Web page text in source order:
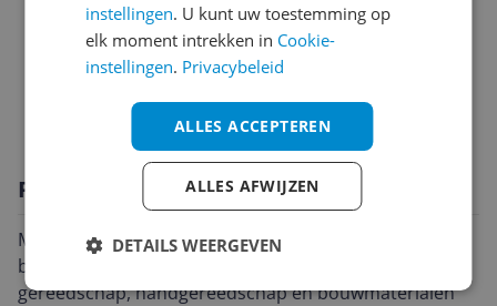
Afmetingen & Gewicht
Algemene kenmerken
Overige kenmerken
Productomschrijving
Modulaire koffer met verhoogd oplaadvolume is de
beste oplossing voor het vervoer van elektrisch
gereedschap, handgereedschap en bouwmaterialen
instellingen. U kunt uw toestemming op
elk moment intrekken in Cookie-
instellingen. Privacybeleid
ALLES ACCEPTEREN
ALLES AFWIJZEN
DETAILS WEERGEVEN